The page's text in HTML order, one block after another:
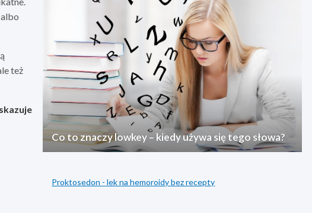
też
Co to znaczy lowkey – kiedy używa się tego słowa?
Proktosedon - lek na hemoroidy bez recepty